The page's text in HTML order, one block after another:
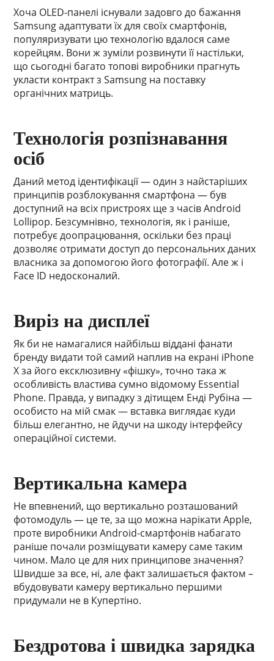
Хоча OLED-панелі існували задовго до бажання
Samsung адаптувати їх для своїх смартфонів,
популяризувати цю технологію вдалося саме
корейцям. Вони ж зуміли розвинути її настільки,
що сьогодні багато топові виробники прагнуть
укласти контракт з Samsung на поставку
органічних матриць.
Технологія розпізнавання
осіб
Даний метод ідентифікації — один з найстаріших
принципів розблокування смартфона — був
доступний на всіх пристроях ще з часів Android
Lollipop. Безсумнівно, технологія, як і раніше,
потребує доопрацювання, оскільки без праці
дозволяє отримати доступ до персональних даних
власника за допомогою його фотографії. Але ж і
Face ID недосконалий.
Виріз на дисплеї
Як би не намагалися найбільш віддані фанати
бренду видати той самий наплив на екрані iPhone
X за його ексклюзивну «фішку», точно така ж
особливість властива сумно відомому Essential
Phone. Правда, у випадку з дітищем Енді Рубіна —
особисто на мій смак — вставка виглядає куди
більш елегантно, не йдучи на шкоду інтерфейсу
операційної системи.
Вертикальна камера
Не впевнений, що вертикально розташований
фотомодуль — це те, за що можна нарікати Apple,
проте виробники Android-смартфонів набагато
раніше почали розміщувати камеру саме таким
чином. Мало це для них принципове значення?
Швидше за все, ні, але факт залишається фактом –
вбудовувати камеру вертикально першими
придумали не в Купертіно.
Бездротова і швидка зарядка